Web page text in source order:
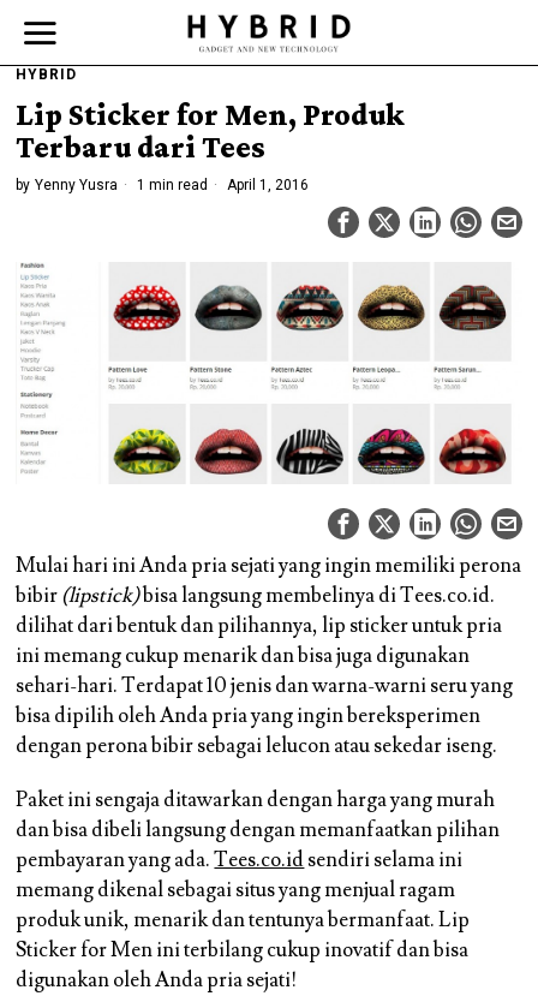
HYBRID
Lip Sticker for Men, Produk
Terbaru dari Tees
by Yenny Yusra 1 min read April 1, 2016
Mulai hari ini Anda pria sejati yang ingin memiliki perona
bibir(lipstick)bisa langsung membelinya di Tees.co.id.
dilihat dari bentuk dan pilihannya, lip sticker untuk pria
ini memang cukup menarik dan bisa juga digunakan
sehari-hari. Terdapat 10 jenis dan warna-warni seru yang
bisa dipilih oleh Anda pria yang ingin bereksperimen
dengan perona bibir sebagai lelucon atau sekedar iseng.
Paket ini sengaja ditawarkan dengan harga yang murah
dan bisa dibeli langsung dengan memanfaatkan pilihan
pembayaran yang ada.Tees.co.idsendiri selama ini
memang dikenal sebagai situs yang menjual ragam
produk unik, menarik dan tentunya bermanfaat. Lip
Sticker for Men ini terbilang cukup inovatif dan bisa
digunakan oleh Anda pria sejati!